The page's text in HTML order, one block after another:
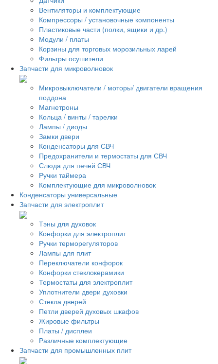
Вентиляторы и комплектующие
Компрессоры / установочные компоненты
Пластиковые части (полки, ящики и др.)
Модули / платы
Корзины для торговых морозильных ларей
Фильтры осушители
Запчасти для микроволновок
Микровыключатели / моторы/ двигатели вращения
поддона
Магнетроны
Кольца / винты / тарелки
Лампы / диоды
Замки двери
Конденсаторы для СВЧ
Предохранители и термостаты для СВЧ
Слюда для печей СВЧ
Ручки таймера
Комплектующие для микроволновок
Конденсаторы универсальные
Запчасти для электроплит
Тэны для духовок
Конфорки для электроплит
Ручки терморегуляторов
Лампы для плит
Переключатели конфорок
Конфорки стеклокерамики
Термостаты для электроплит
Уплотнители двери духовки
Стекла дверей
Петли дверей духовых шкафов
Жировые фильтры
Платы / дисплеи
Различные комплектующие
Запчасти для промышленных плит